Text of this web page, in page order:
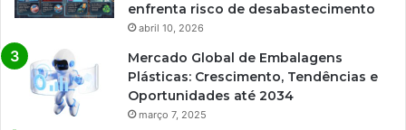
enfrenta risco de desabastecimento
abril 10, 2026
Mercado Global de Embalagens
Plásticas: Crescimento, Tendências e
Oportunidades até 2034
março 7, 2025